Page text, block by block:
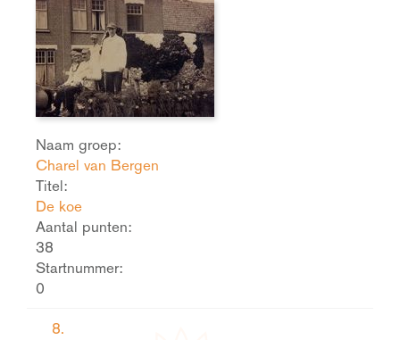
Naam groep:
Charel van Bergen
Titel:
De koe
Aantal punten:
38
Startnummer:
0
8.